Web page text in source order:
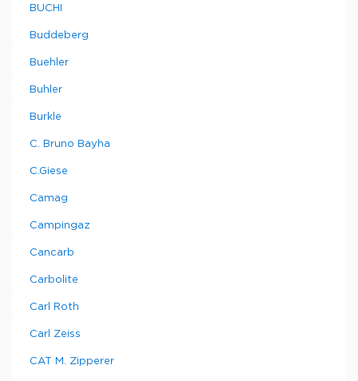
BUCHI
Buddeberg
Buehler
Buhler
Burkle
C. Bruno Bayha
C.Giese
Camag
Campingaz
Cancarb
Carbolite
Carl Roth
Carl Zeiss
CAT M. Zipperer